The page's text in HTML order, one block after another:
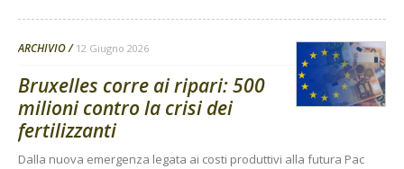
ARCHIVIO 12 Giugno 2026
Bruxelles corre ai ripari: 500
milioni contro la crisi dei
fertilizzanti
Dalla nuova emergenza legata ai costi produttivi alla futura Pac